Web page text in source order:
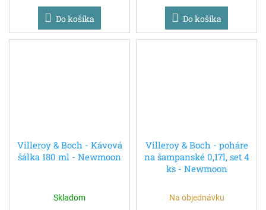
Do košíka Do košíka
Villeroy & Boch - Kávová
šálka 180 ml - Newmoon
Skladom
Villeroy & Boch - poháre
na šampanské 0,17l, set 4
ks - Newmoon
Na objednávku